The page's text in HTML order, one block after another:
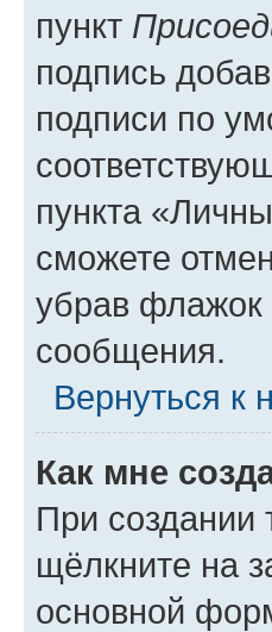
пункт
подпись
подписи по
пункта
сможете
убрав флажок
сообщения.
Вернуться к
Как мне
При создании
щёлкните на
основной